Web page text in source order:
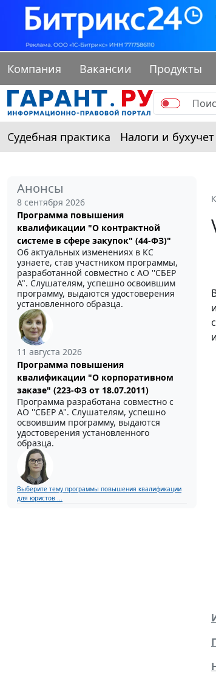
Компания Вакансии Продукты
Судебная практика Налоги и бухучет
Анонсы
8 сентября 2026
Программа повышения
квалификации "О контрактной
системе в сфере закупок" (44-ФЗ)"
Об актуальных изменениях в КС
узнаете, став участником программы,
разработанной совместно с АО ''СБЕР
А". Слушателям, успешно освоившим
программу, выдаются удостоверения
установленного образца.
11 августа 2026
Программа повышения
квалификации "О корпоративном
заказе" (223-ФЗ от 18.07.2011)
Программа разработана совместно с
АО ''СБЕР А". Слушателям, успешно
освоившим программу, выдаются
удостоверения установленного
образца.
Выберите тему программы повышения квалификации
для юристов ...